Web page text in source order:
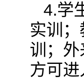
4.学
实训
训；外
方可进